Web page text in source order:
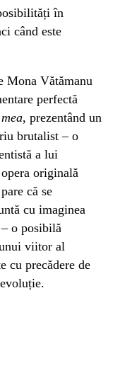
în
când este
Mona Vătămanu
perfectă
, prezentând un
brutalist – o
a lui
originală
că se
cu imaginea
o posibilă
viitor al
cu precădere de